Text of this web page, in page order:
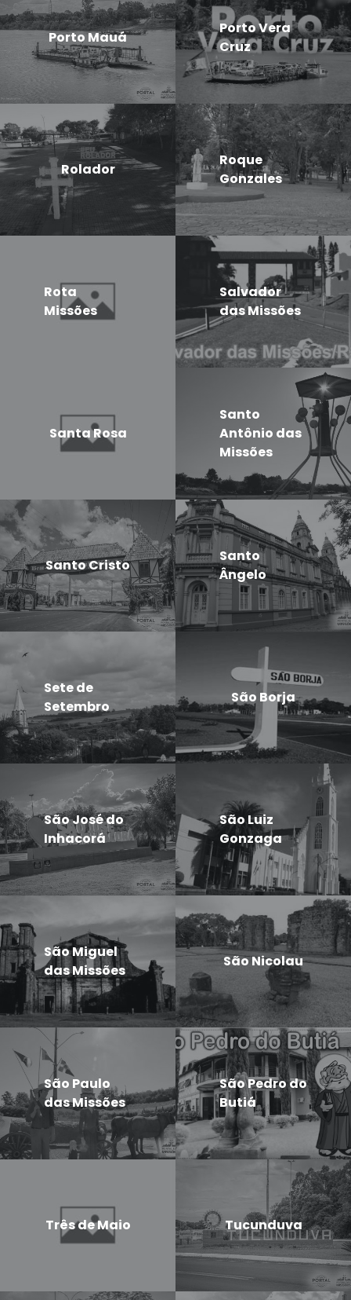
Porto Mauá
Porto Vera
Cruz
Rolador
Roque
Gonzales
Rota
Missões
Salvador
das Missões
Santa Rosa
Santo
Antônio das
Missões
Santo Cristo
Santo
Ângelo
Sete de
Setembro
São Borja
São José do
Inhacorá
São Luiz
Gonzaga
São Miguel
das Missões
São Nicolau
São Paulo
das Missões
São Pedro do
Butiá
Três de Maio Tucunduva